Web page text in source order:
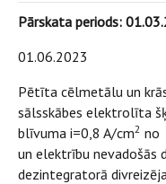
Pārskata periods:
01.06.2023
Pētīta cēlmetālu un
sālsskābes elektrolīta
blīvuma i=0,8 A/cm2 no
un elektrību nevadošās
dezintegratorā